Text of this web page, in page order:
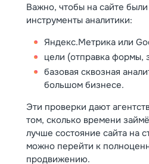
Важно, чтобы на сайте
инструменты аналитики:
Яндекс.Метрика или
цели (отправка формы,
базовая сквозная
большом бизнесе.
Эти проверки дают
том, сколько времени
лучше состояние сайта на
можно перейти к
продвижению.